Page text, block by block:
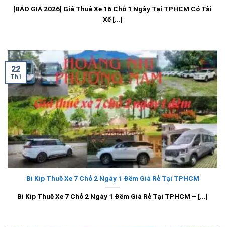
[BÁO GIÁ 2026] Giá Thuê Xe 16 Chỗ 1 Ngày Tại TPHCM Có Tài
Xế [...]
Bí Kíp Thuê Xe 7 Chỗ 2 Ngày 1 Đêm Giá Rẻ Tại TPHCM
Bí Kíp Thuê Xe 7 Chỗ 2 Ngày 1 Đêm Giá Rẻ Tại TPHCM – [...]
22
Th1